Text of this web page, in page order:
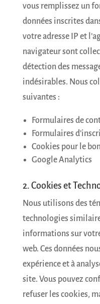
vous remplissez un
données inscrites
votre adresse IP et
navigateur sont
détection des
indésirables. Nous
suivantes :
Formulaires de
Formulaires
Cookies pour le
Google Analytics
2. Cookies et
Nous utilisons des
technologies
informations sur
web. Ces données
expérience et à
site. Vous pouvez
refuser les cookies,